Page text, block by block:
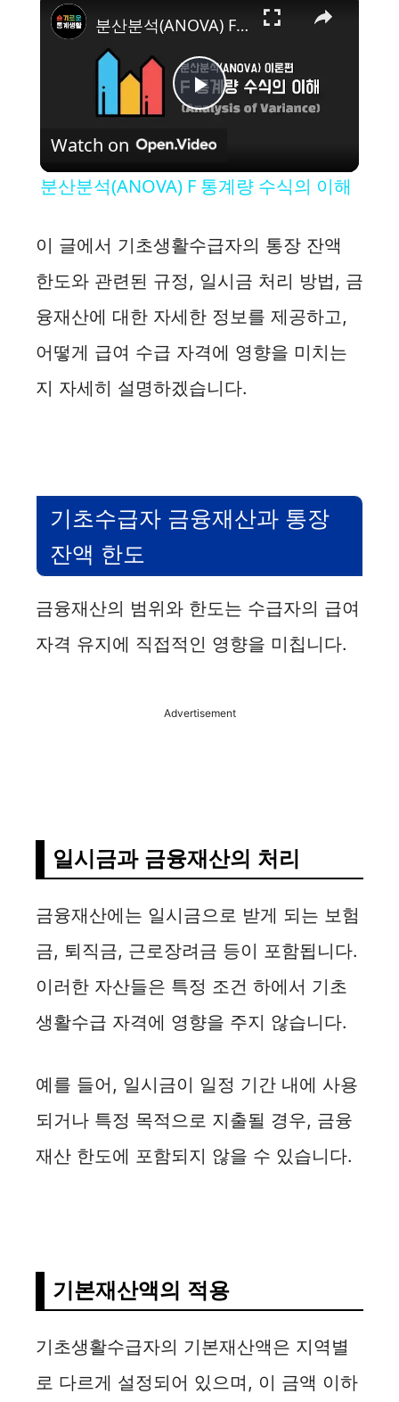
P
y
V
i
o
분산분석(ANOVA) F 통계량 수식의 이해
Watch on
분산분석(ANOVA) F 통계량 수식의 이해
이 글에서 기초생활수급자의 통장 잔액
한도와 관련된 규정, 일시금 처리 방법, 금
융재산에 대한 자세한 정보를 제공하고,
어떻게 급여 수급 자격에 영향을 미치는
지 자세히 설명하겠습니다.
기초수급자 금융재산과 통장
잔액 한도
금융재산의 범위와 한도는 수급자의 급여
자격 유지에 직접적인 영향을 미칩니다.
Advertisement
일시금과 금융재산의 처리
금융재산에는 일시금으로 받게 되는 보험
금, 퇴직금, 근로장려금 등이 포함됩니다.
이러한 자산들은 특정 조건 하에서 기초
생활수급 자격에 영향을 주지 않습니다.
예를 들어, 일시금이 일정 기간 내에 사용
되거나 특정 목적으로 지출될 경우, 금융
재산 한도에 포함되지 않을 수 있습니다.
기본재산액의 적용
기초생활수급자의 기본재산액은 지역별
로 다르게 설정되어 있으며, 이 금액 이하